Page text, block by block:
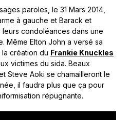
paroles, le 31 Mars 2014,
à gauche et Barack et
condoléances dans une
Même Elton John a versé sa
création du Frankie Knuckles
victimes du sida. Beaux
Steve Aoki se chamailleront le
il faudra plus que ça pour
répugnante.